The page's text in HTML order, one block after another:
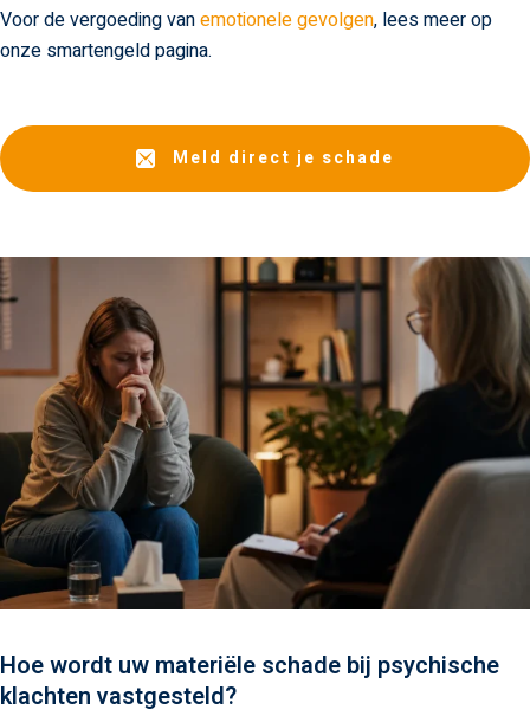
Voor de vergoeding vanemotionele gevolgen, lees meer op
onze smartengeld pagina.
Meld direct je schade
Hoe wordt uw materiële schade bij psychische
klachten vastgesteld?